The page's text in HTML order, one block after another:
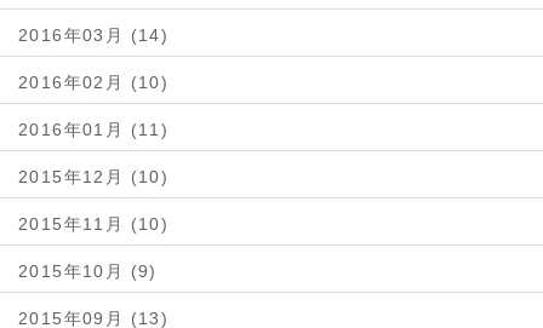
2016年03月 (14)
2016年02月 (10)
2016年01月 (11)
2015年12月 (10)
2015年11月 (10)
2015年10月 (9)
2015年09月 (13)